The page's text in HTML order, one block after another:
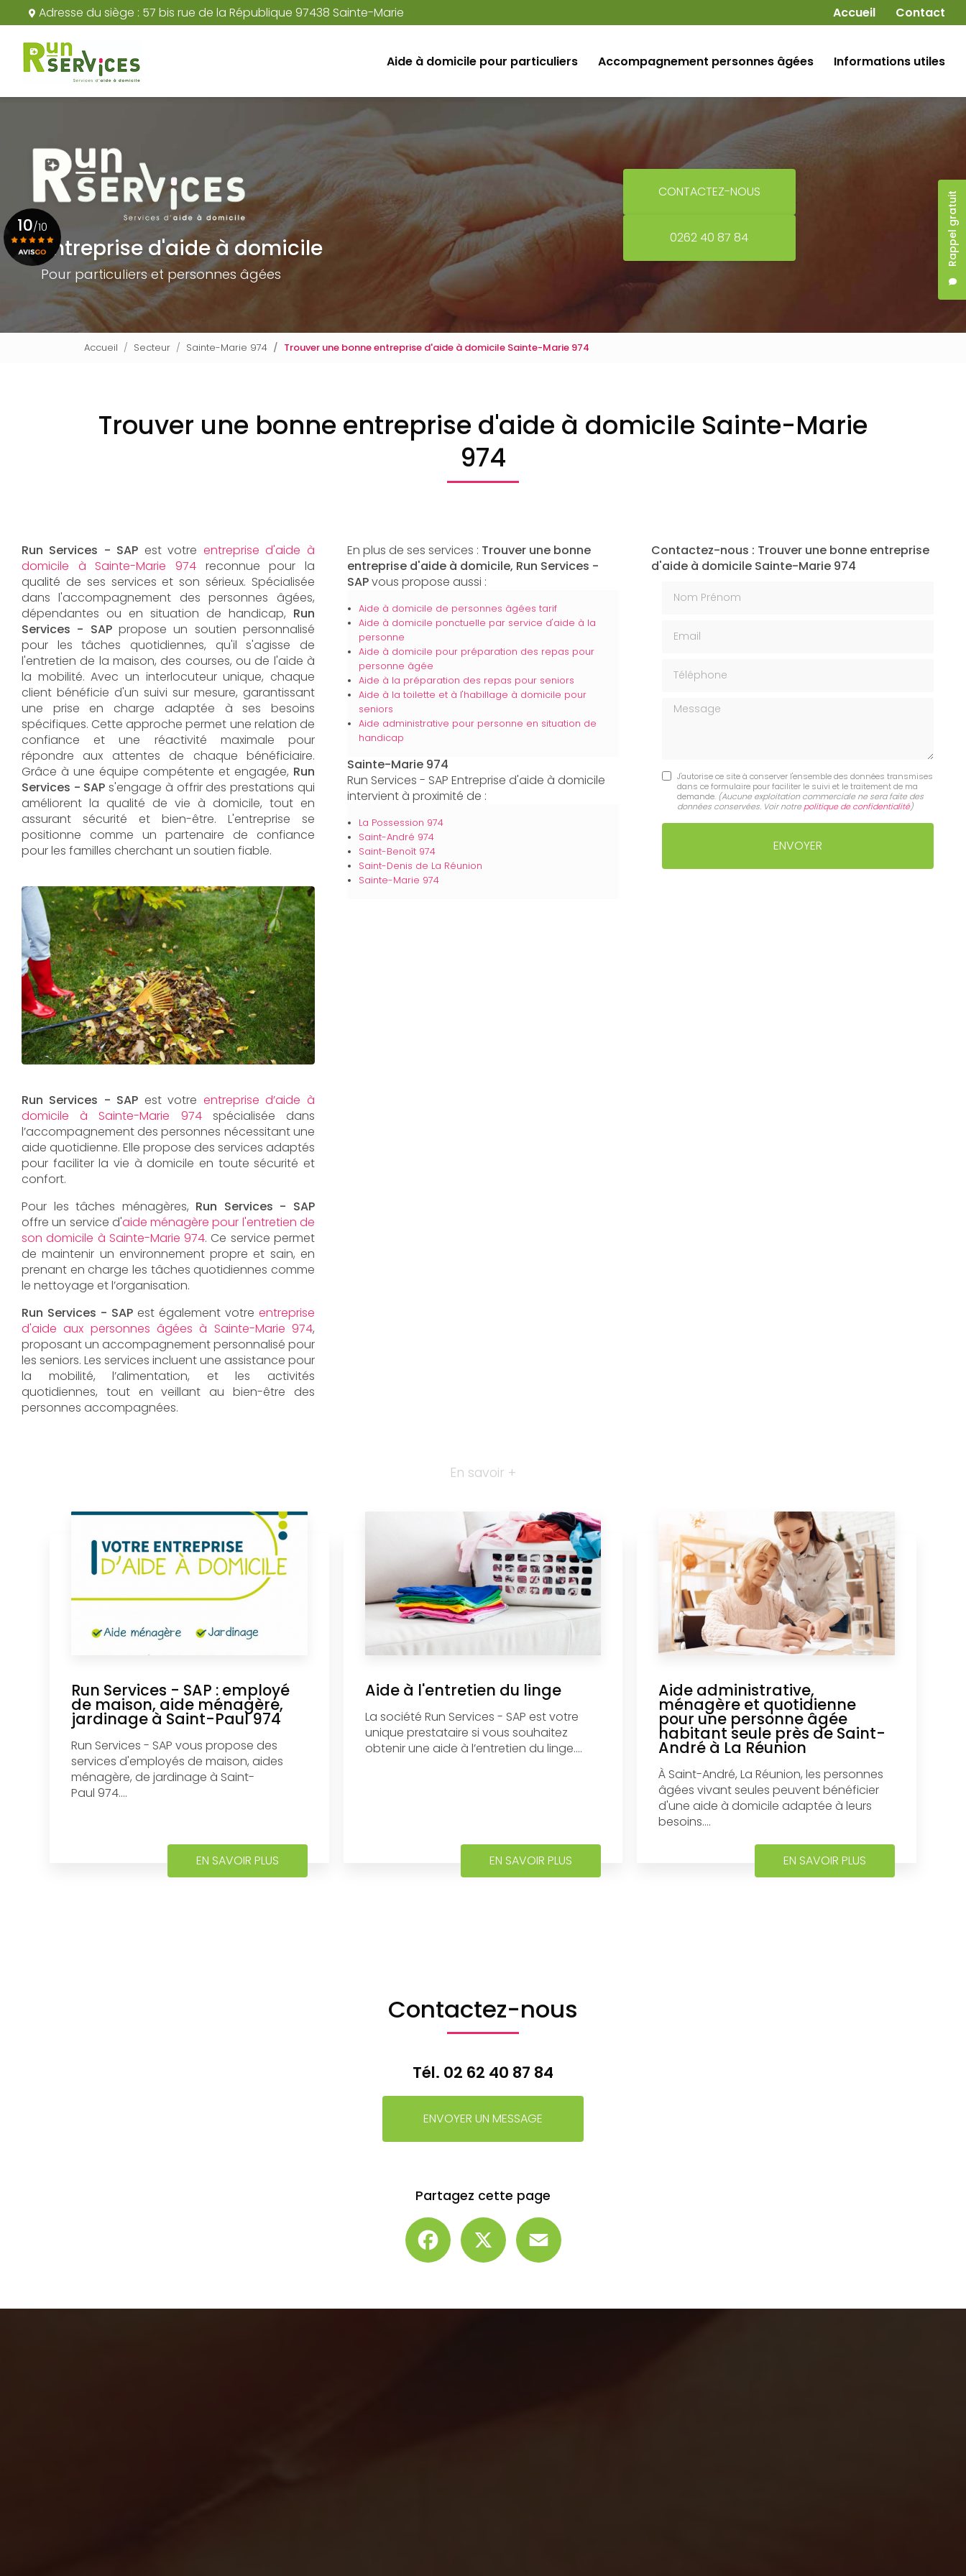
au
contenu
principal
Adresse du siège : 57 bis rue de la République 97438 Sainte-Marie Navigation secondaire
Accueil Contact
Rappel gratuit
Aide à domicile pour particuliers
Accompagnement personnes âgées Informations utiles
Entreprise d'aide à domicile
Pour particuliers et personnes âgées
CONTACTEZ-NOUS
0262 40 87 84
10/10
Voir le certificat
Accueil Secteur Sainte-Marie 974 Trouver une bonne entreprise d'aide à domicile Sainte-Marie 974
Trouver une bonne entreprise d'aide à domicile Sainte-Marie
974
Run Services - SAP est votre entreprise d'aide à
domicile à Sainte-Marie 974 reconnue pour la
qualité de ses services et son sérieux. Spécialisée
dans l'accompagnement des personnes âgées,
dépendantes ou en situation de handicap, Run
Services - SAP propose un soutien personnalisé
pour les tâches quotidiennes, qu'il s'agisse de
l'entretien de la maison, des courses, ou de l'aide à
la mobilité. Avec un interlocuteur unique, chaque
client bénéficie d'un suivi sur mesure, garantissant
une prise en charge adaptée à ses besoins
spécifiques. Cette approche permet une relation de
confiance et une réactivité maximale pour
répondre aux attentes de chaque bénéficiaire.
Grâce à une équipe compétente et engagée, Run
Services - SAPs'engage à offrir des prestations qui
améliorent la qualité de vie à domicile, tout en
assurant sécurité et bien-être. L'entreprise se
positionne comme un partenaire de confiance
pour les familles cherchant un soutien fiable.
Run Services - SAP est votre entreprise d’aide à
domicile à Sainte-Marie 974spécialisée dans
l’accompagnement des personnes nécessitant une
aide quotidienne. Elle propose des services adaptés
pour faciliter la vie à domicile en toute sécurité et
confort.
Pour les tâches ménagères, Run Services - SAP
offre un service d'aide ménagère pour l'entretien de
son domicile à Sainte-Marie 974. Ce service permet
de maintenir un environnement propre et sain, en
prenant en charge les tâches quotidiennes comme
le nettoyage et l’organisation.
Run Services - SAP est également votre entreprise
d'aide aux personnes âgées à Sainte-Marie 974,
proposant un accompagnement personnalisé pour
les seniors. Les services incluent une assistance pour
la mobilité, l’alimentation, et les activités
quotidiennes, tout en veillant au bien-être des
personnes accompagnées.
En plus de ses services : Trouver une bonne
entreprise d'aide à domicile, Run Services -
SAPvous propose aussi :
Aide à domicile de personnes âgées tarif
Aide à domicile ponctuelle par service d'aide à la
personne
Aide à domicile pour préparation des repas pour
personne âgée
Aide à la préparation des repas pour seniors
Aide à la toilette et à l'habillage à domicile pour
seniors
Aide administrative pour personne en situation de
handicap
Sainte-Marie 974
Run Services - SAP Entreprise d'aide à domicile
intervient à proximité de :
La Possession 974
Saint-André 974
Saint-Benoît 974
Saint-Denis de La Réunion
Sainte-Marie 974
Contactez-nous : Trouver une bonne entreprise
d'aide à domicile Sainte-Marie 974
Message
J'autorise ce site à conserver l'ensemble des données transmises
dans ce formulaire pour faciliter le suivi et le traitement de ma
demande. (Aucune exploitation commerciale ne sera faite des
données conservées. Voir notre politique de confidentialité)
En savoir +
Run Services - SAP : employé
de maison, aide ménagère,
jardinage à Saint-Paul 974
Run Services - SAP vous propose des
services d'employés de maison, aides
ménagère, de jardinage à Saint-
Paul 974....
EN SAVOIR PLUS
Aide à l'entretien du linge
La société Run Services - SAP est votre
unique prestataire si vous souhaitez
obtenir une aide à l’entretien du linge....
EN SAVOIR PLUS
Aide administrative,
ménagère et quotidienne
pour une personne âgée
habitant seule près de Saint-
André à La Réunion
À Saint-André, La Réunion, les personnes
âgées vivant seules peuvent bénéficier
d'une aide à domicile adaptée à leurs
besoins....
EN SAVOIR PLUS
Contactez-nous
Tél. 02 62 40 87 84
ENVOYER UN MESSAGE
Partagez cette page
Facebook